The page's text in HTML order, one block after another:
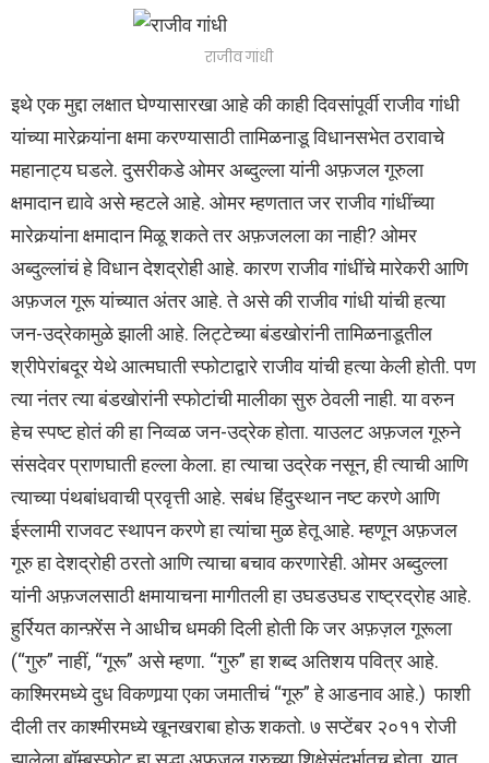
राजीव गांधी
इथे एक मुद्दा लक्षात घेण्यासारखा आहे की काही दिवसांपूर्वी राजीव गांधी
यांच्या मारेकर्‍यांना क्षमा करण्यासाठी तामिळनाडू विधानसभेत ठरावाचे
महानाट्य घडले. दुसरीकडे ओमर अब्दुल्ला यांनी अफ़जल गूरुला
क्षमादान द्यावे असे म्हटले आहे. ओमर म्हणतात जर राजीव गांधींच्या
मारेकर्‍यांना क्षमादान मिळू शकते तर अफ़जलला का नाही? ओमर
अब्दुल्लांचं हे विधान देशद्रोही आहे. कारण राजीव गांधींचे मारेकरी आणि
अफ़जल गूरू यांच्यात अंतर आहे. ते असे की राजीव गांधी यांची हत्या
जन-उद्रेकामुळे झाली आहे. लिट्टेच्या बंडखोरांनी तामिळनाडूतील
श्रीपेरांबदूर येथे आत्मघाती स्फोटाद्वारे राजीव यांची हत्या केली होती. पण
त्या नंतर त्या बंडखोरांनी स्फोटांची मालीका सुरु ठेवली नाही. या वरुन
हेच स्पष्ट होतं की हा निव्वळ जन-उद्रेक होता. याउलट अफ़जल गूरुने
संसदेवर प्राणघाती हल्ला केला. हा त्याचा उद्रेक नसून, ही त्याची आणि
त्याच्या पंथबांधवाची प्रवृत्ती आहे. सबंध हिंदुस्थान नष्ट करणे आणि
ईस्लामी राजवट स्थापन करणे हा त्यांचा मुळ हेतू आहे. म्हणून अफ़जल
गूरु हा देशद्रोही ठरतो आणि त्याचा बचाव करणारेही. ओमर अब्दुल्ला
यांनी अफ़जलसाठी क्षमायाचना मागीतली हा उघडउघड राष्ट्रद्रोह आहे.
हुर्रियत कान्फ़्रेंस ने आधीच धमकी दिली होती कि जर अफ़ज़ल गूरूला
(“गुरु” नाहीं, “गूरू” असे म्हणा. “गुरु” हा शब्द अतिशय पवित्र आहे.
काश्मिरमध्ये दुध विकणार्‍या एका जमातीचं “गूरु” हे आडनाव आहे.) फाशी
दीली तर काश्मीरमध्ये खूनखराबा होऊ शकतो. ७ सप्टेंबर २०११ रोजी